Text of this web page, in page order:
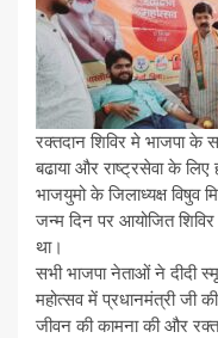
रक्तदान शिविर मे भाजपा के
बढाया और राष्ट्रसेवा के
भाजयुमो के जिलाध्यक्ष विषुव
जन्म दिन पर आयोजित
था।
सभी भाजपा नेताओं ने दीदी
महोत्सव में प्रधानमंत्री जी
जीवन की कामना की और